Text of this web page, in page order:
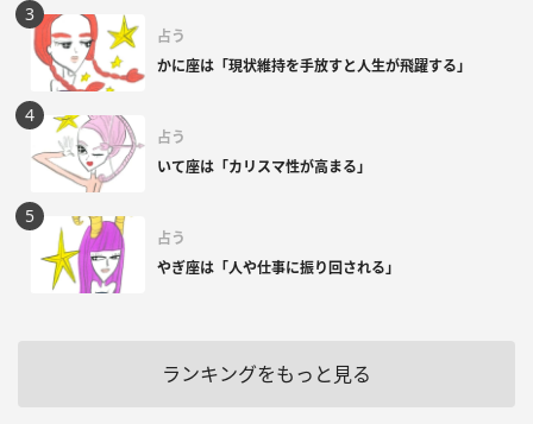
占う
かに座は「現状維持を手放すと人生が飛躍する」
占う
いて座は「カリスマ性が高まる」
占う
やぎ座は「人や仕事に振り回される」
ランキングをもっと見る